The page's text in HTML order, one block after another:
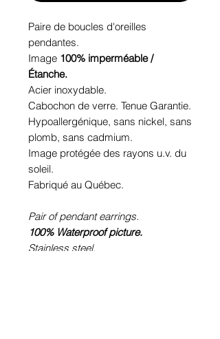
Paire de boucles d'oreilles
pendantes.
Image 100% imperméable /
Étanche.
Acier inoxydable.
Cabochon de verre. Tenue Garantie.
Hypoallergénique, sans nickel, sans
plomb, sans cadmium.
Image protégée des rayons u.v. du
soleil.
Fabriqué au Québec.
Pair of pendant earrings.
100% Waterproof picture.
Stainless steel.